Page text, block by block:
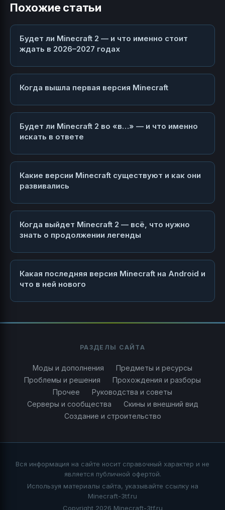
Похожие статьи
Будет ли Minecraft 2 — и что именно стоит
ждать в 2026–2027 годах
Когда вышла первая версия Minecraft
Будет ли Minecraft 2 во «в…» — и что именно
искать в ответе
Какие версии Minecraft существуют и как они
развивались
Когда выйдет Minecraft 2 — всё, что нужно
знать о продолжении легенды
Какая последняя версия Minecraft на Android и
что в ней нового
РАЗДЕЛЫ САЙТА
Моды и дополнения
Предметы и ресурсы
Проблемы и решения
Прохождения и разборы
Прочее
Руководства и советы
Серверы и сообщества
Скины и внешний вид
Создание и строительство
Вся информация на сайте носит справочный характер и не
является публичной офертой.
Используя материалы сайта, указывайте ссылку на
Minecraft-3tf.ru
Copyright 2026 Minecraft-3tf.ru